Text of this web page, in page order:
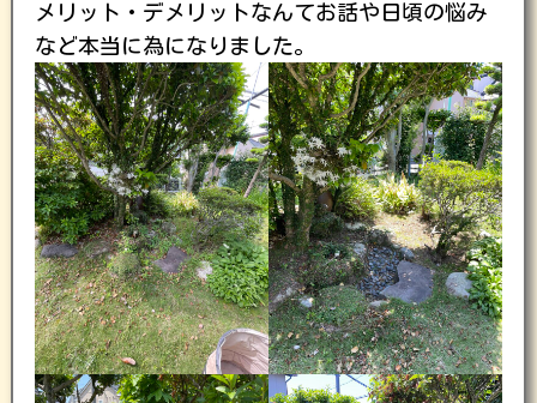
メリット・デメリットなんてお話や日頃の悩み
など本当に為になりました。